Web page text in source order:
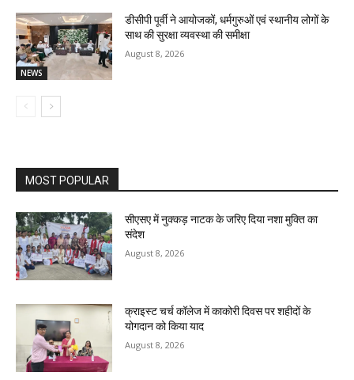
NEWS
डीसीपी पूर्वी ने आयोजकों, धर्मगुरुओं एवं स्थानीय लोगों के
साथ की सुरक्षा व्यवस्था की समीक्षा
August 8, 2026
MOST POPULAR
सीएसए में नुक्कड़ नाटक के जरिए दिया नशा मुक्ति का
संदेश
August 8, 2026
क्राइस्ट चर्च कॉलेज में काकोरी दिवस पर शहीदों के
योगदान को किया याद
August 8, 2026